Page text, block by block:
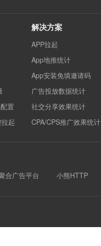
置
起
解决方案
APP拉起
App地推统计
App安装免填邀请码
广告投放数据统计
社交分享效果统计
CPA/CPS推广效果统计
合广告平台 小熊HTTP